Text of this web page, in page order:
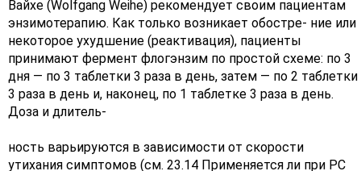
Вайхе (Wolfgang Weihe) рекомендует своим пациентам
энзимотерапию. Как только возникает обостре- ние или
некоторое ухудшение (реактивация), пациенты
принимают фермент флогэнзим по простой схеме: по 3
дня — по 3 таблетки 3 раза в день, затем — по 2 таблетки
3 раза в день и, наконец, по 1 таблетке 3 раза в день.
Доза и длитель-
ность варьируются в зависимости от скорости
утихания симптомов (см. 23.14 Применяется ли при РС